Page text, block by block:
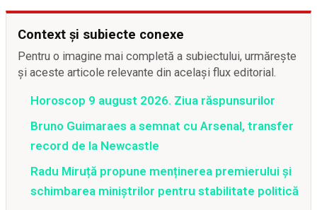
Context și subiecte conexe
Pentru o imagine mai completă a subiectului, urmărește
și aceste articole relevante din același flux editorial.
Horoscop 9 august 2026. Ziua răspunsurilor
Bruno Guimaraes a semnat cu Arsenal, transfer
record de la Newcastle
Radu Miruță propune menținerea premierului și
schimbarea miniștrilor pentru stabilitate politică